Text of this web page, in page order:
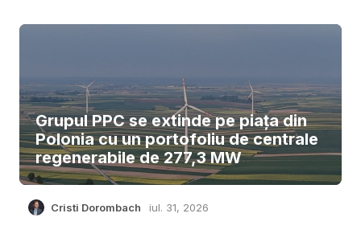
Grupul PPC se extinde pe piața din
Polonia cu un portofoliu de centrale
regenerabile de 277,3 MW
Cristi Dorombach iul. 31, 2026